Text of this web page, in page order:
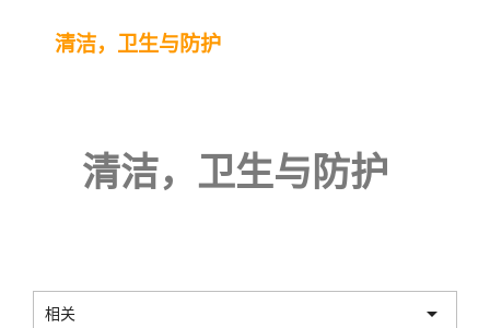
清洁，卫生与防护
清洁，卫生与防护
相关 